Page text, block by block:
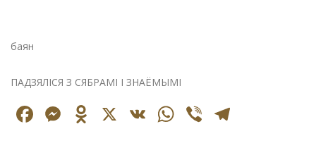
баян
ПАДЗЯЛІСЯ З СЯБРАМІ І ЗНАЁМЫМІ
Facebook
Messenger
Odnoklassniki
X VK WhatsApp
Viber